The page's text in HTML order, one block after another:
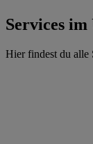
Services
Hier findest du alle